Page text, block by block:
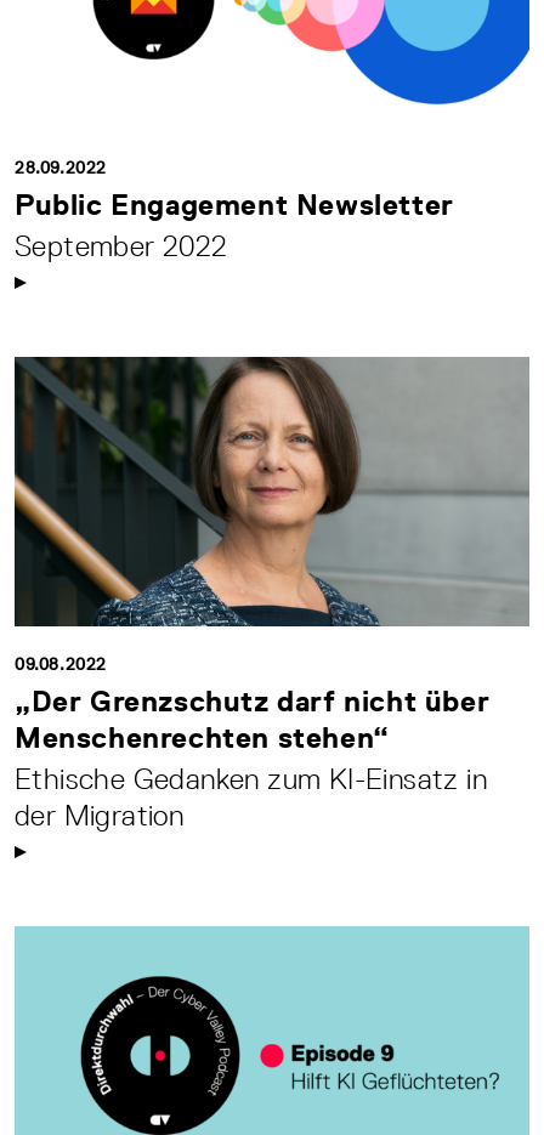
28.09.2022
Public Engagement Newsletter
September 2022
09.08.2022
„Der Grenzschutz darf nicht über
Menschenrechten stehen“
Ethische Gedanken zum KI-Einsatz in
der Migration